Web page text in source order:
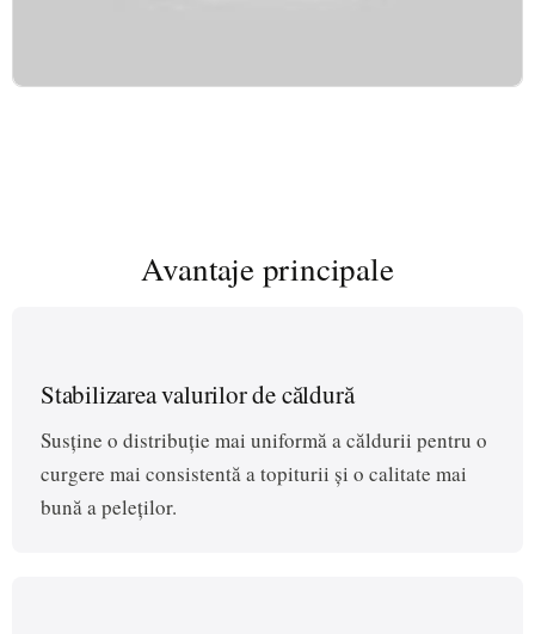
Avantaje principale
Stabilizarea valurilor de căldură
Susține o distribuție mai uniformă a căldurii pentru o
curgere mai consistentă a topiturii și o calitate mai
bună a peleților.